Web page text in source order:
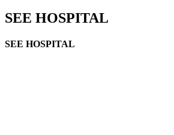
SEE HOSPITAL
SEE HOSPITAL